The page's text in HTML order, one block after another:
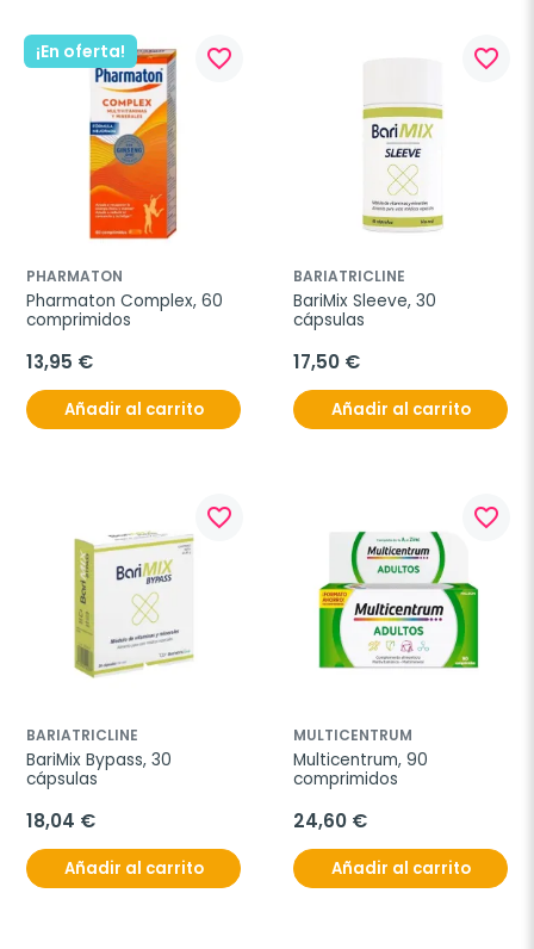
¡En oferta! favorite_border
PHARMATON
Pharmaton Complex, 60
comprimidos
13,95 €
Añadir al carrito
favorite_border
BARIATRICLINE
BariMix Sleeve, 30
cápsulas
17,50 €
Añadir al carrito
favorite_border
BARIATRICLINE
BariMix Bypass, 30
cápsulas
18,04 €
Añadir al carrito
favorite_border
MULTICENTRUM
Multicentrum, 90
comprimidos
24,60 €
Añadir al carrito